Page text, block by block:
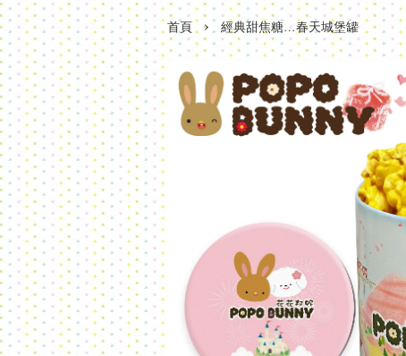
首頁 › 經典甜焦糖…春天城堡罐